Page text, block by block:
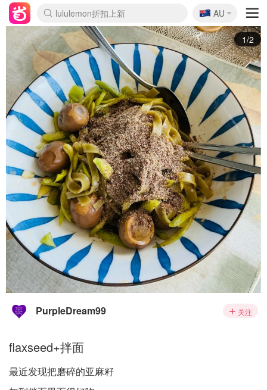
lululemon折扣上新
Sasa美妆护肤3.5折
SSENSE年中3折
FreshBeauty好价汇总
Cettire降价+叠9折
Farfetch折上8折
WWS Coles超市实拍
viagogo二手票捡漏
Myer清仓1折起
The Outnet奢牌1折起
David Jones 3折起
Flannels大牌1折
Perfumes Club护肤1折
AMIRO返校季6.2折
Oweek抽奖送Airpods
Amazon折扣汇总
eToro入金$200送$50
Amazon数码好物
ICONIC本周7.5折
ThedoubleF高奢地板价
Moose Knuckles 6折
丝芙兰5折起
EUFY官网3.7折起
Selenichast首饰2折
Trip机票酒店促销
YSL送5件彩妆礼
Amazon家居好物
BIGBANG巡演开票
David Jones时尚3折
Amazon美妆护肤
雅漾大喷$8
过敏原检测盒$33
伊索独家赠50ml沐浴露
科颜氏清仓3折
SEALIFE海洋馆门票6折
丝塔芙大白罐$16
订阅Newsletter送香薰
Cult Beauty 6.8折
Harrods圣诞日历2.3折
LN-CC奢牌私促3折
d'Alba空姐喷雾$16
EVE LOM套装逆天2折
Bernardelli独家4折
Adore Beauty 6折起
CT圣诞日历
Mytheresa奢品2.7折
Luxury Escapes 9折
Currentbody美容仪9折
卡诗9折+赠4件礼
MOON Garden Live
🇦🇺
AU
2/2
PurpleDream99 关注
flaxseed+拌面
最近发现把磨碎的亚麻籽